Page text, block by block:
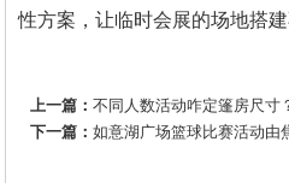
性方案，让临时会展的场地搭建
上一篇：不同人数活动咋定篷房尺寸
下一篇：如意湖广场篮球比赛活动由